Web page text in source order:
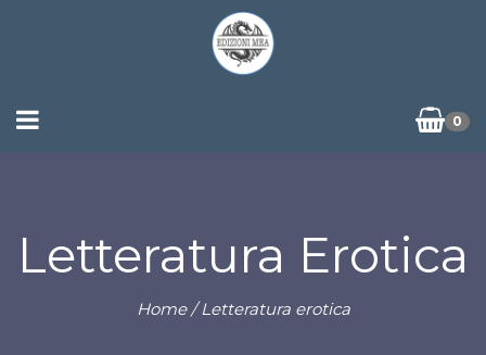
0
Letteratura Erotica
Home/ Letteratura erotica